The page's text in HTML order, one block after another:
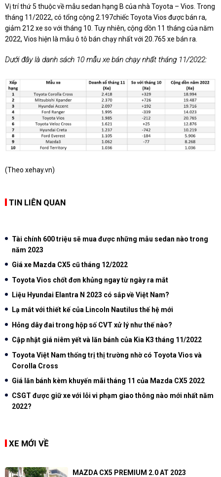
Vị trí thứ 5 thuộc về mẫu sedan hạng B của nhà Toyota – Vios. Trong
tháng 11/2022, có tổng cộng 2.197chiếc Toyota Vios được bán ra,
giảm 212 xe so với tháng 10. Tuy nhiên, cộng dồn 11 tháng của năm
2022, Vios hiện là mẫu ô tô bán chạy nhất với 20.765 xe bán ra.
Dưới đây là danh sách 10 mẫu xe bán chạy nhất tháng 11/2022:
(Theo xehay.vn)
TIN LIÊN QUAN
Tài chính 600 triệu sẽ mua được những mẫu sedan nào trong
năm 2023
Giá xe Mazda CX5 cũ tháng 12/2022
Toyota Vios chốt đơn khủng ngay từ ngày ra mắt
Liệu Hyundai Elantra N 2023 có sắp về Việt Nam?
Lạ mắt với thiết kế của Lincoln Nautilus thế hệ mới
Hỏng dây đai trong hộp số CVT xử lý như thế nào?
Cập nhật giá niêm yết và lăn bánh của Kia K3 tháng 11/2022
Toyota Việt Nam thống trị thị trường nhờ có Toyota Vios và
Corolla Cross
Giá lăn bánh kèm khuyến mãi tháng 11 của Mazda CX5 2022
CSGT được giữ xe với lỗi vi phạm giao thông nào mới nhất năm
2022?
XE MỚI VỀ
MAZDA CX5 PREMIUM 2.0 AT 2023